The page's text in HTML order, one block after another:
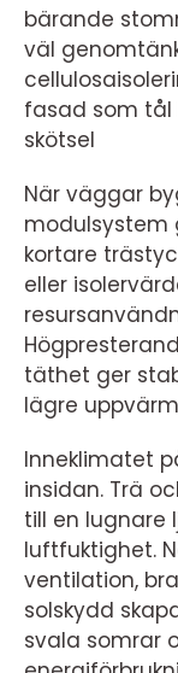
bärande
väl
fasad som tål
skötsel
När väggar
kortare
eller
täthet ger
lägre
Inneklimatet
insidan. Trä
till en lugnare
luftfuktighet.
ventilation,
solskydd
svala somrar